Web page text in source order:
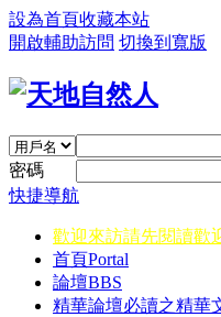
設為首頁收藏本站
開啟輔助訪問 切換到寬版
密碼
快捷導航
歡迎來訪請先閱讀歡
首頁Portal
論壇BBS
精華論壇必讀之精華